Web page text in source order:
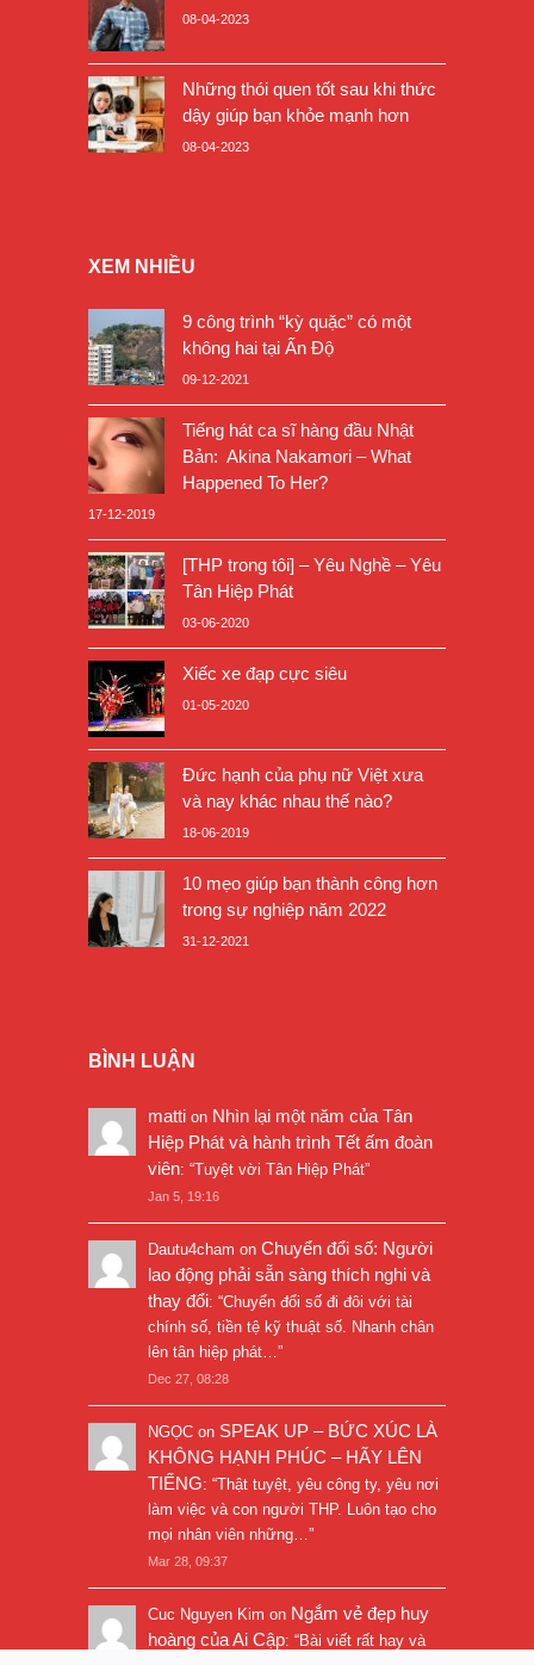
08-04-2023
Những thói quen tốt sau khi thức
dậy giúp bạn khỏe mạnh hơn
08-04-2023
XEM NHIỀU
9 công trình “kỳ quặc” có một
không hai tại Ấn Độ
09-12-2021
Tiếng hát ca sĩ hàng đầu Nhật
Bản: Akina Nakamori – What
Happened To Her?
17-12-2019
[THP trong tôi] – Yêu Nghề – Yêu
Tân Hiệp Phát
03-06-2020
Xiếc xe đạp cực siêu
01-05-2020
Đức hạnh của phụ nữ Việt xưa
và nay khác nhau thế nào?
18-06-2019
10 mẹo giúp bạn thành công hơn
trong sự nghiệp năm 2022
31-12-2021
BÌNH LUẬN
matti on Nhìn lại một năm của Tân
Hiệp Phát và hành trình Tết ấm đoàn
viên: “Tuyệt vời Tân Hiệp Phát”
Jan 5, 19:16
Dautu4cham on Chuyển đổi số: Người
lao động phải sẵn sàng thích nghi và
thay đổi: “Chuyển đổi số đi đôi với tài
chính số, tiền tệ kỹ thuật số. Nhanh chân
lên tân hiệp phát…”
Dec 27, 08:28
NGỌC on SPEAK UP – BỨC XÚC LÀ
KHÔNG HẠNH PHÚC – HÃY LÊN
TIẾNG: “Thật tuyệt, yêu công ty, yêu nơi
làm việc và con người THP. Luôn tạo cho
mọi nhân viên những…”
Mar 28, 09:37
Cuc Nguyen Kim on Ngắm vẻ đẹp huy
hoàng của Ai Cập: “Bài viết rất hay và